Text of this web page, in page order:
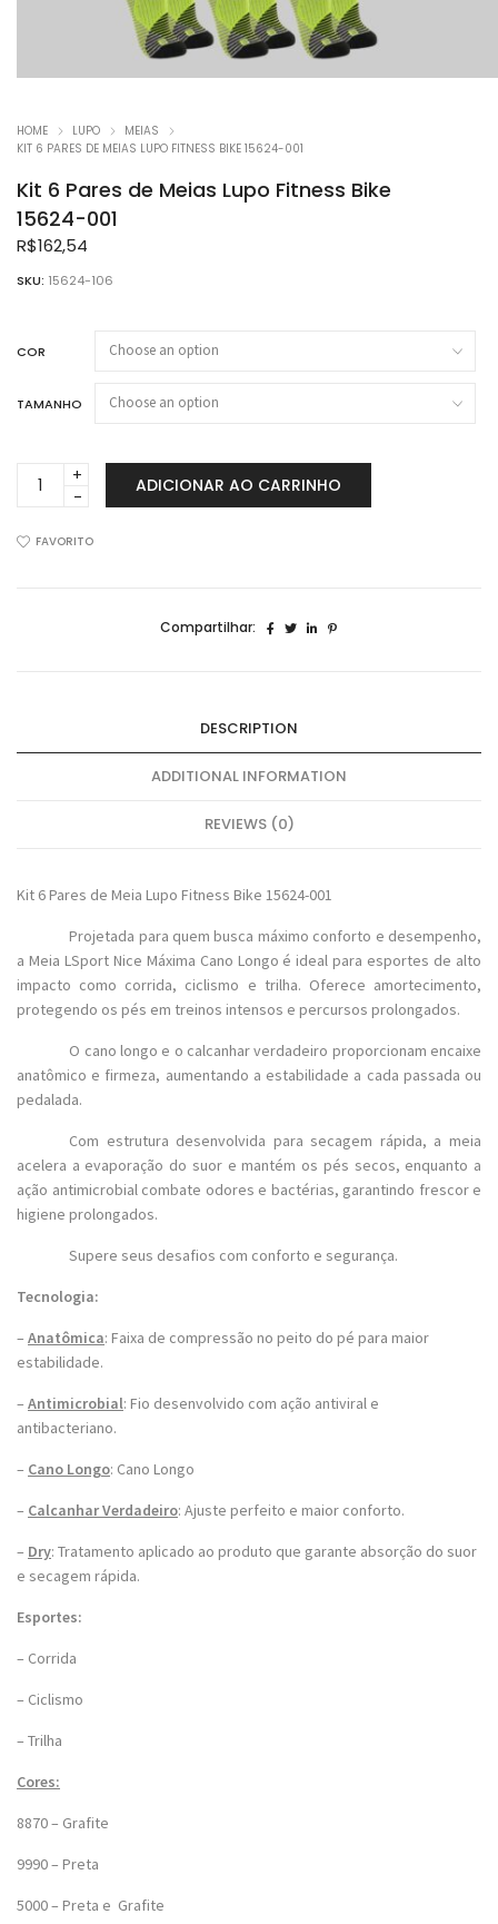
HOME LUPO
MEIAS
KIT 6 PARES DE MEIAS LUPO FITNESS BIKE 15624-001
Kit 6 Pares de Meias Lupo Fitness Bike
15624-001
R$162,54
SKU: 15624-106
COR
TAMANHO
de
ADICIONAR AO CARRINHO
FAVORITO
Compartilhar:
DESCRIPTION
ADDITIONAL INFORMATION
REVIEWS (0)
Kit 6 Pares de Meia Lupo Fitness Bike 15624-001
Projetada para quem busca máximo conforto e desempenho,
a Meia LSport Nice Máxima Cano Longo é ideal para esportes de alto
impacto como corrida, ciclismo e trilha. Oferece amortecimento,
protegendo os pés em treinos intensos e percursos prolongados.
O cano longo e o calcanhar verdadeiro proporcionam encaixe
anatômico e firmeza, aumentando a estabilidade a cada passada ou
pedalada.
Com estrutura desenvolvida para secagem rápida, a meia
acelera a evaporação do suor e mantém os pés secos, enquanto a
ação antimicrobial combate odores e bactérias, garantindo frescor e
higiene prolongados.
Supere seus desafios com conforto e segurança.
Tecnologia:
– Anatômica: Faixa de compressão no peito do pé para maior
estabilidade.
– Antimicrobial: Fio desenvolvido com ação antiviral e
antibacteriano.
– Cano Longo: Cano Longo
– Calcanhar Verdadeiro: Ajuste perfeito e maior conforto.
– Dry: Tratamento aplicado ao produto que garante absorção do suor
e secagem rápida.
Esportes:
– Corrida
– Ciclismo
– Trilha
Cores:
8870 – Grafite
9990 – Preta
5000 – Preta e Grafite